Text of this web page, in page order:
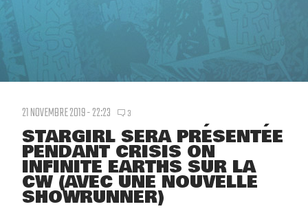
21 NOVEMBRE 2019 - 22:23 3
STARGIRL SERA PRÉSENTÉE
PENDANT CRISIS ON
INFINITE EARTHS SUR LA
CW (AVEC UNE NOUVELLE
SHOWRUNNER)